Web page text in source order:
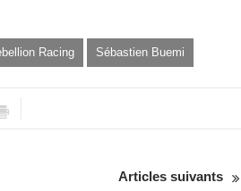
Racing Sébastien Buemi
Articles suivants